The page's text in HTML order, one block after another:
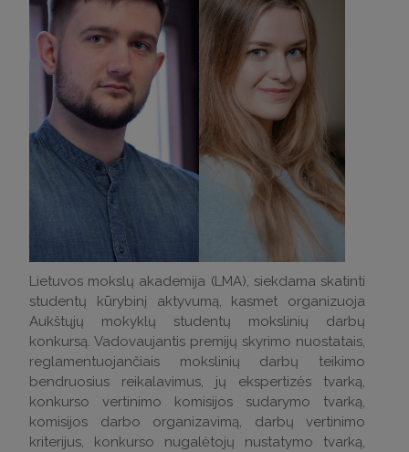
Lietuvos mokslų akademija (LMA), siekdama skatinti
studentų kūrybinį aktyvumą, kasmet organizuoja
Aukštųjų mokyklų studentų mokslinių darbų
konkursą. Vadovaujantis premijų skyrimo nuostatais,
reglamentuojančiais mokslinių darbų teikimo
bendruosius reikalavimus, jų ekspertizės tvarką,
konkurso vertinimo komisijos sudarymo tvarką,
komisijos darbo organizavimą, darbų vertinimo
kriterijus, konkurso nugalėtojų nustatymo tvarką,